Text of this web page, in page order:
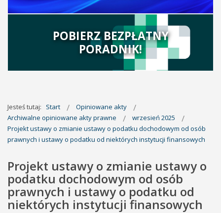
POBIERZ BEZPŁATNY
PORADNIK!
Jesteś tutaj: Start
Opiniowane akty
Archiwalne opiniowane akty prawne
wrzesień 2025
Projekt ustawy o zmianie ustawy o podatku dochodowym od osób
prawnych i ustawy o podatku od niektórych instytucji finansowych
Projekt ustawy o zmianie ustawy o
podatku dochodowym od osób
prawnych i ustawy o podatku od
niektórych instytucji finansowych